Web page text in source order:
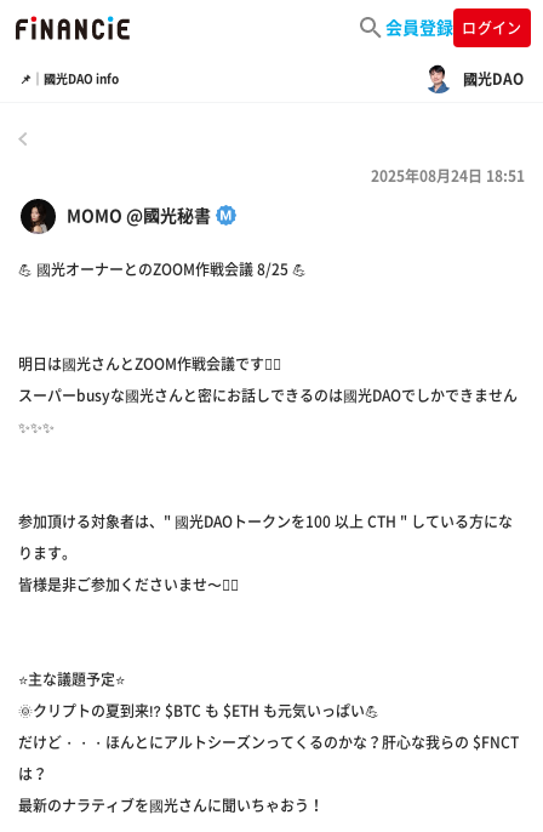
会員登録 ログイン
📌｜國光DAO info 國光DAO
MOMO @國光秘書
2025年08月24日 18:51
💪 國光オーナーとのZOOM作戦会議 8/25 💪
明日は國光さんとZOOM作戦会議です❤️‍🔥
スーパーbusyな國光さんと密にお話しできるのは國光DAOでしかできません
✨✨✨
参加頂ける対象者は、" 國光DAOトークンを100 以上 CTH " している方にな
ります。
皆様是非ご参加くださいませ〜🙇‍♀️
⭐️主な議題予定⭐️
🌞クリプトの夏到来⁉ $BTC も $ETH も元気いっぱい💪
だけど・・・ほんとにアルトシーズンってくるのかな？肝心な我らの $FNCT
は？
最新のナラティブを國光さんに聞いちゃおう！